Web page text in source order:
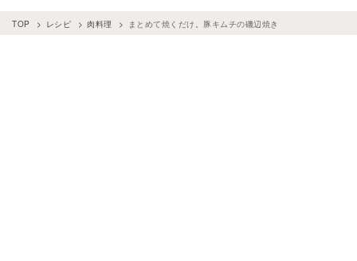
TOP レシピ 肉料理 まとめて焼くだけ。豚キムチの磯辺焼き